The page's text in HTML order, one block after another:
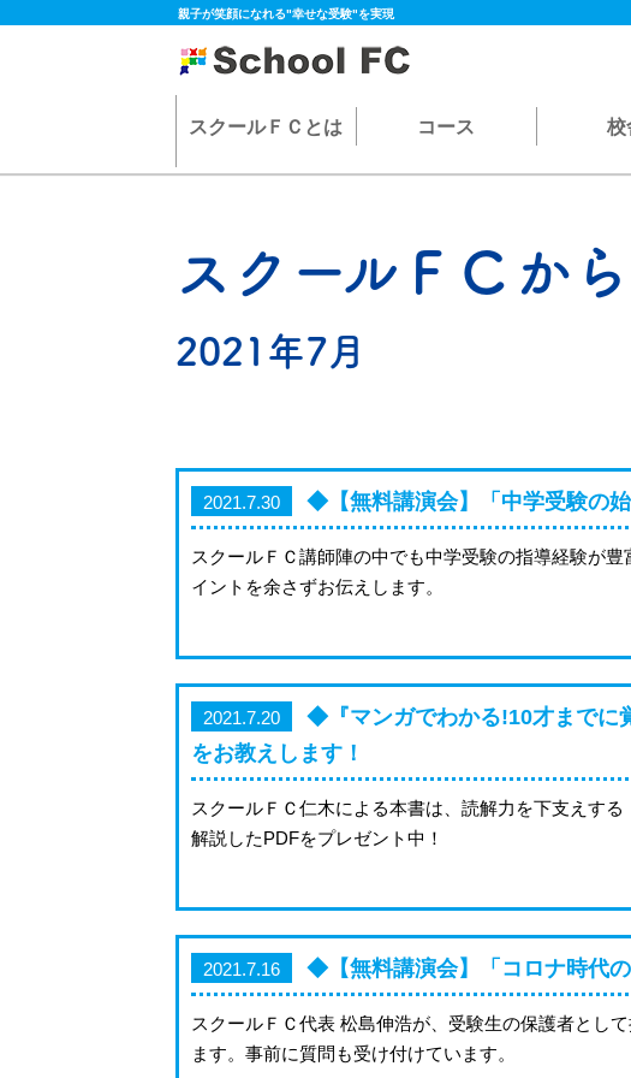
親子が笑顔になれる"幸せな受験"を実現
スクールＦＣとは コース 校
スクールＦＣか
2021年7月
2021.7.30 ◆【無料講演会】「中学受験の
スクールＦＣ講師陣の中でも中学受験の指導経験が
イントを余さずお伝えします。
2021.7.20
◆『マンガでわかる!10才までに
をお教えします！
スクールＦＣ仁木による本書は、読解力を下支えす
解説したPDFをプレゼント中！
2021.7.16 ◆【無料講演会】「コロナ時代
スクールＦＣ代表 松島伸浩が、受験生の保護者とし
ます。事前に質問も受け付けています。